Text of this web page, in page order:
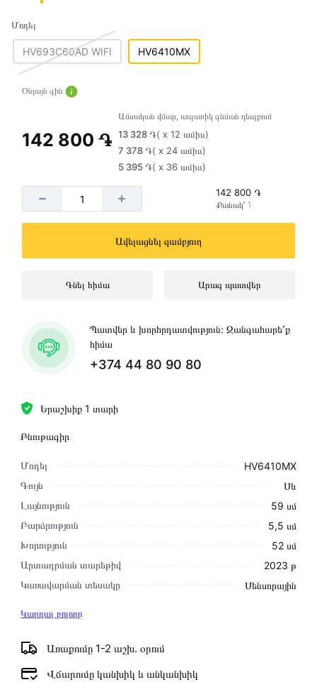
Մոդել
HV693C60AD WIFI HV6410MX
Երաշխիք 1 տարի
Բնութագիր
Մոդել
HV6410MX
Գույն
Սև
Լայնություն
59 սմ
Բարձրություն
5,5 սմ
Խորություն
52 սմ
Արտադրման տարեթիվ
2023 թ
Կառավարման տեսակը
Սենսորային
Կարդալ բոլորը
Առաքումը 1-2 աշխ․ օրում
Վճարումը կանխիկ և անկանխիկ
Օնլայն գին
142 800 ֏
Ամսական վճար, ապառիկ գնման դեպքում
13 328 ֏( x 12 ամիս)
7 378 ֏( x 24 ամիս)
5 395 ֏( x 36 ամիս)
142 800 ֏
Քանակ՝ 1
Ավելացնել զամբյուղ
Գնել հիմա Արագ պատվեր
Պատվեր և խորհրդատվություն։ Զանգահարե՛ք
հիմա
+374 44 80 90 80